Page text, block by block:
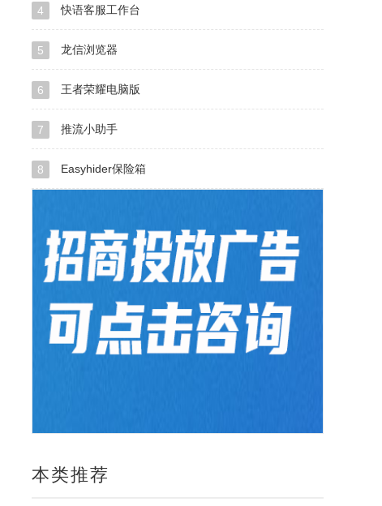
4 快语客服工作台
5 龙信浏览器
6 王者荣耀电脑版
7 推流小助手
8 Easyhider保险箱
本类推荐